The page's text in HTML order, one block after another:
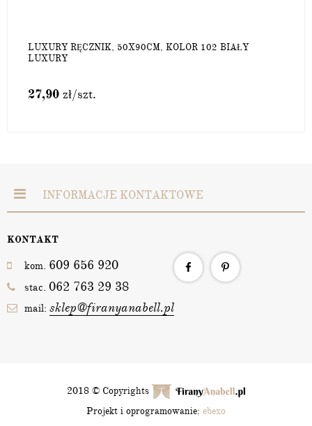
LUXURY RĘCZNIK, 50X90CM, KOLOR 102 BIAŁY
LUXURY
27,90 zł/szt.
INFORMACJE KONTAKTOWE
KONTAKT
kom. 609 656 920
stac. 062 763 29 38
mail: sklep@firanyanabell.pl
2018 © Copyrights
Projekt i oprogramowanie: ebexo